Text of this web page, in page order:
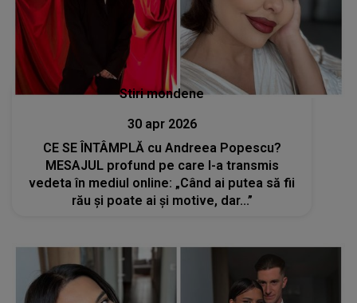
Stiri mondene
30 apr 2026
CE SE ÎNTÂMPLĂ cu Andreea Popescu?
MESAJUL profund pe care l-a transmis
vedeta în mediul online: „Când ai putea să fii
rău și poate ai și motive, dar...”